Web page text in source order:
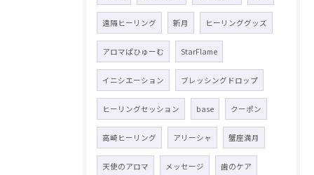
遠隔ヒーリング 新月 ヒーリンググッズ
アロマぱひゅーむ StarFlame
イニシエーション ブレッシングドロップ
ヒーリングセッション base クーポン
高崎ヒーリング アリーシャ 蟹座満月
天使のアロマ メッセージ 歯のケア